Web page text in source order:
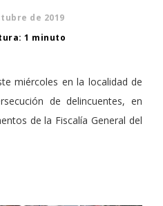
de 2019
1 minuto
miércoles en la localidad de
de delincuentes, en
de la Fiscalía General del